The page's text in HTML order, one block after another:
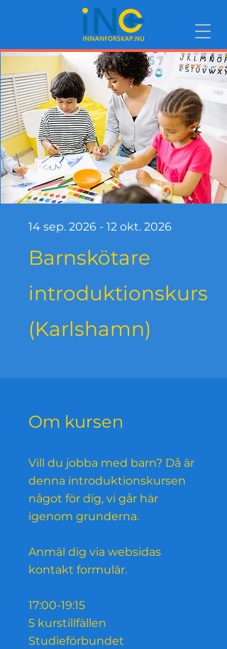
Barnskötare
introduktionskurs
(Karlshamn)
14 sep. 2026 - 12 okt. 2026
Om kursen
Vill du jobba med barn? Då är
denna introduktionskursen
något för dig, vi går här
igenom grunderna.
Anmäl dig via websidas
kontakt formulär.
17:00-19:15
5 kurstillfällen
Studieförbundet